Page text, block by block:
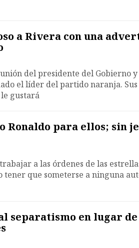
a Rivera con una
del presidente del Gobierno
el líder del partido naranja. Sus
gustará
Ronaldo para ellos; sin
a las órdenes de las
que someterse a ninguna
separatismo en lugar